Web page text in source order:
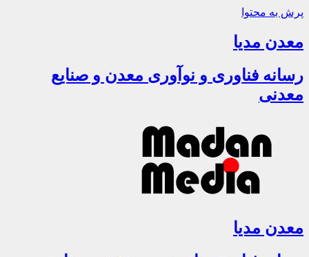
پرش به محتوا
معدن مدیا
رسانه فناوری و نوآوری معدن و صنایع
معدنی
معدن مدیا